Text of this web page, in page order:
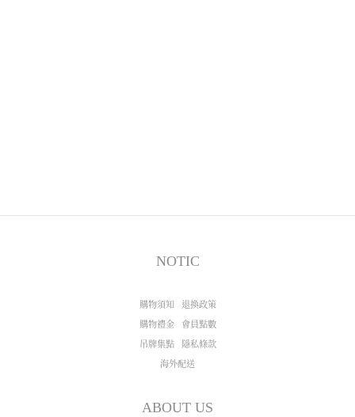
NOTIC
購物須知 退換政策
購物禮金 會員點數
吊牌集點 隱私條款
海外配送
ABOUT US